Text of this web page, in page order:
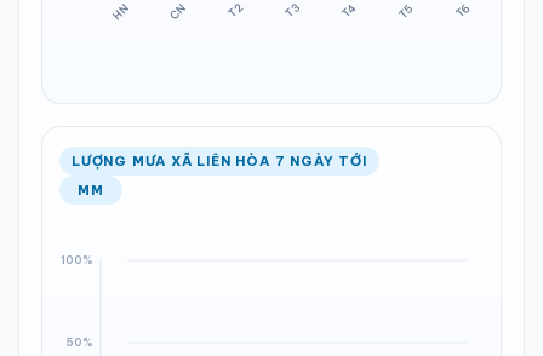
LƯỢNG MƯA XÃ LIÊN HÒA 7 NGÀY TỚI
MM